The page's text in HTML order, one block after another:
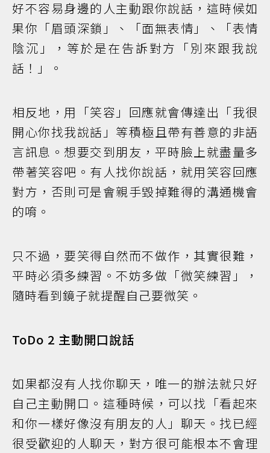
好不容易身邊的人主動跟你說話，這時候如
果你「眉頭深鎖」、「面無表情」、「表情
陰沉」，等於是在告訴對方「別來跟我說
話！」。
相反地，用「笑容」回應就會傳達出「我很
開心你找我說話」等積極且帶有善意的非語
言訊息。想要交到朋友，平時臉上就盡量多
帶著笑容吧。有人找你說話，就用笑容回應
對方，否則可是會親手毀掉難得的溝通機會
的唷。
只不過，要笑得自然而不做作，其實很難，
平時必須多練習。不妨多做「微笑練習」，
隨時看到鏡子就提醒自己要微笑。
ToDo 2 主動開口說話
如果都沒有人找你聊天，唯一的辦法就只好
自己主動開口。這種時候，可以找「看起來
和你一樣好像沒有朋友的人」聊天。找已經
很受歡迎的人聊天，對方很可能根本不會理